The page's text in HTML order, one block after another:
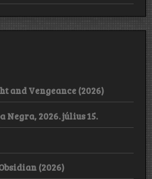
and Vengeance (2026)
Negra, 2026. július 15.
(2026)